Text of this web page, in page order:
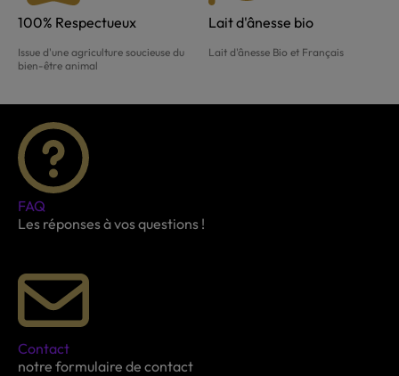
100% Respectueux
Issue d'une agriculture soucieuse du
bien-être animal
Lait d'ânesse bio
Lait d'ânesse Bio et Français
FAQ
Les réponses à vos questions !
Contact
notre formulaire de contact